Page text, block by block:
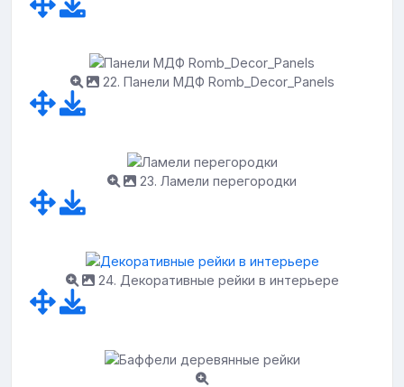
22. Панели МДФ Romb_Decor_Panels
23. Ламели перегородки
24. Декоративные рейки в интерьере